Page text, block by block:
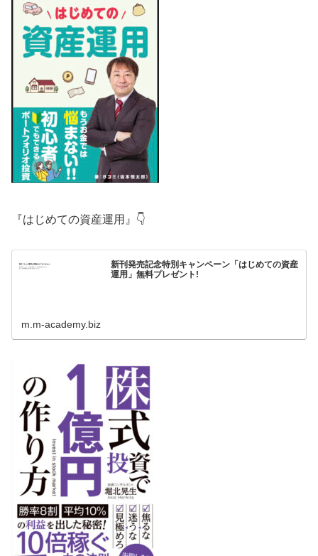
『はじめての資産運用』👇
新刊発売記念特別キャンペーン「はじめての資産
運用」無料プレゼント!
m.m-academy.biz